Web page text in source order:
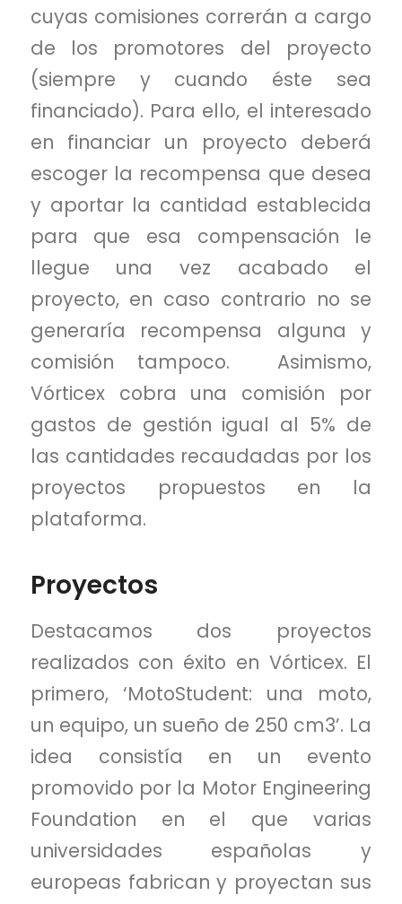
cuyas comisiones correrán a cargo
de los promotores del proyecto
(siempre y cuando éste sea
financiado). Para ello, el interesado
en financiar un proyecto deberá
escoger la recompensa que desea
y aportar la cantidad establecida
para que esa compensación le
llegue una vez acabado el
proyecto, en caso contrario no se
generaría recompensa alguna y
comisión tampoco. Asimismo,
Vórticex cobra una comisión por
gastos de gestión igual al 5% de
las cantidades recaudadas por los
proyectos propuestos en la
plataforma.
Proyectos
Destacamos dos proyectos
realizados con éxito en Vórticex. El
primero, ‘MotoStudent: una moto,
un equipo, un sueño de 250 cm3’. La
idea consistía en un evento
promovido por la Motor Engineering
Foundation en el que varias
universidades españolas y
europeas fabrican y proyectan sus